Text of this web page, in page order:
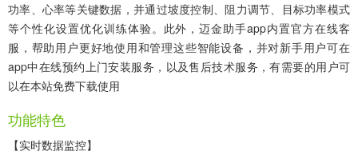
功率、心率等关键数据，并通过坡度控制、阻力调节、目标功率模式
等个性化设置优化训练体验。此外，迈金助手app内置官方在线客
服，帮助用户更好地使用和管理这些智能设备，并对新手用户可在
app中在线预约上门安装服务，以及售后技术服务，有需要的用户可
以在本站免费下载使用
功能特色
【实时数据监控】